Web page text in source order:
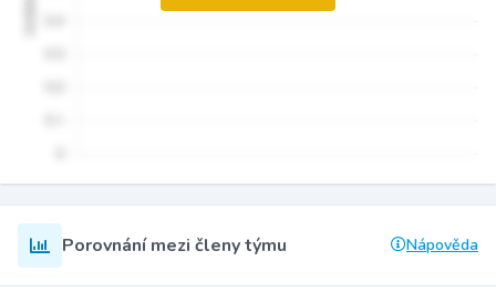
Porovnání mezi členy týmu Nápověda